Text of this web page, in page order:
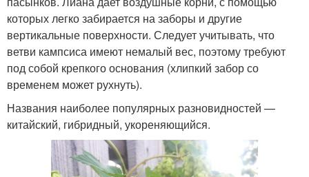
которых легко забирается на заборы и другие
вертикальные поверхности. Следует учитывать, что
ветви кампсиса имеют немалый вес, поэтому требуют
под собой крепкого основания (хлипкий забор со
временем может рухнуть).
Названия наиболее популярных разновидностей —
китайский, гибридный, укореняющийся.